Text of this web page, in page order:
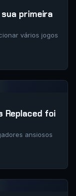
primeira
vários jogos
Replaced foi
ansiosos